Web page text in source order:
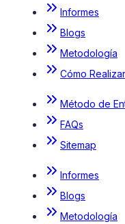
Informes
Blogs
Metodología
Cómo
Método de
FAQs
Sitemap
Informes
Blogs
Metodología